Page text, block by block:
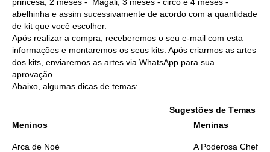
abelhinha e assim sucessivamente de acordo com a quantidade
de kit que você escolher.
Após realizar a compra, receberemos o seu e-mail com esta
informações e montaremos os seus kits. Após criarmos as artes
dos kits, enviaremos as artes via WhatsApp para sua
aprovação.
Abaixo, algumas dicas de temas:
Sugestões de Temas
Meninos
Meninas
Arca de Noé
A Poderosa